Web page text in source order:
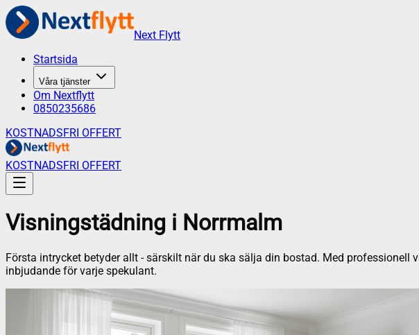
Next Flytt
Startsida
Våra tjänster
Om Nextflytt
0850235686
KOSTNADSFRI OFFERT
KOSTNADSFRI OFFERT
Visningstädning i Norrmalm
Första intrycket betyder allt - särskilt när du ska sälja din bostad. Med
inbjudande för varje spekulant.